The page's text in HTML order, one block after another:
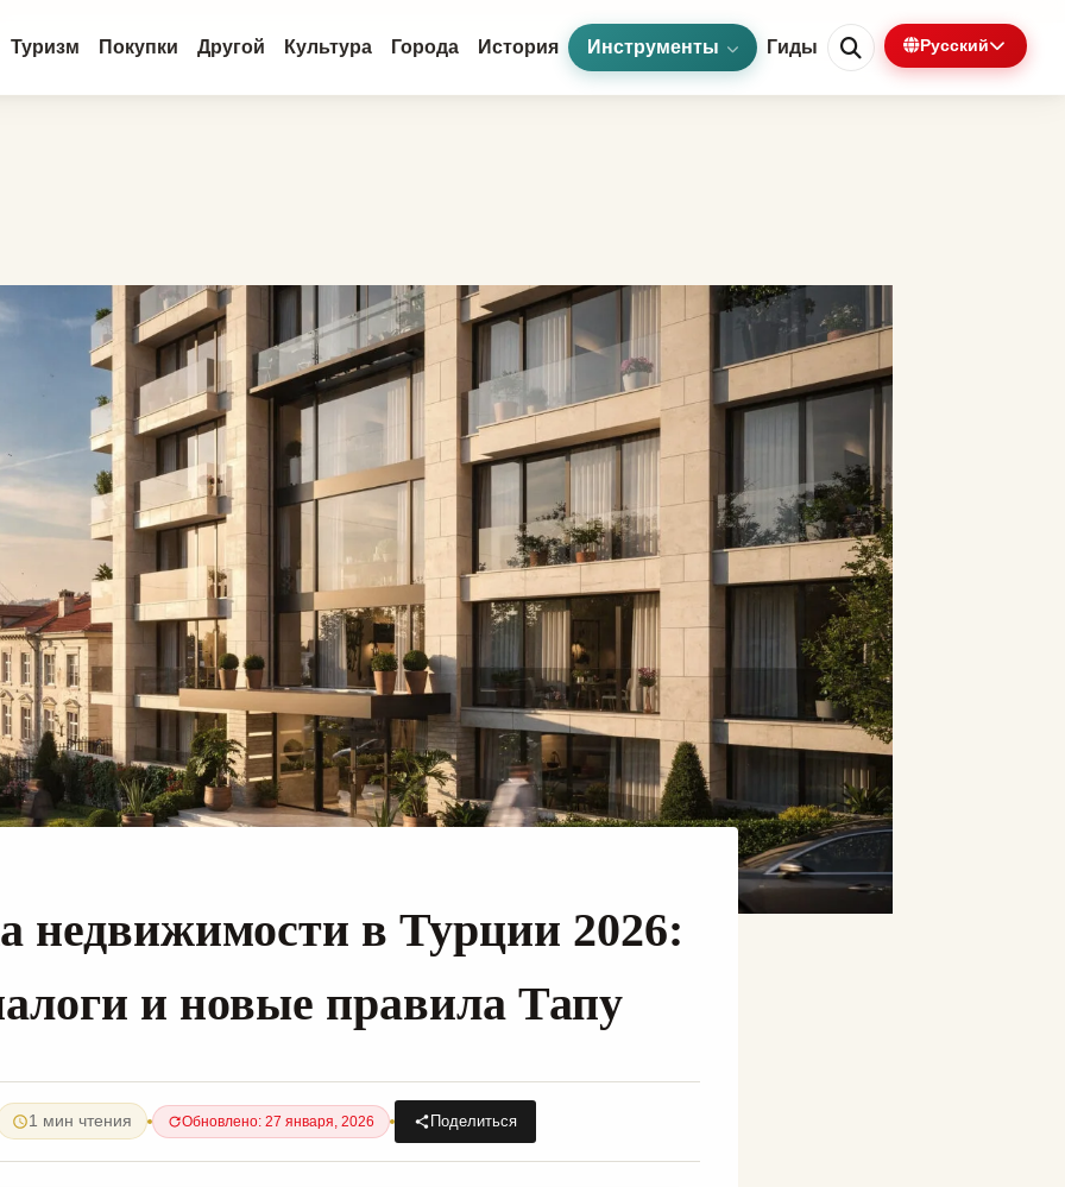
Туризм Покупки Другой Культура Города История Инструменты Гиды Русский
0% 1 мин осталось
недвижимости в Турции 2026:
и новые правила Тапу
1 мин чтения Обновлено: 27 января, 2026 Поделиться